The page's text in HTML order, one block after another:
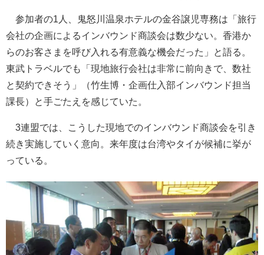
参加者の1人、鬼怒川温泉ホテルの金谷譲児専務は「旅行
会社の企画によるインバウンド商談会は数少ない。香港か
らのお客さまを呼び入れる有意義な機会だった」と語る。
東武トラベルでも「現地旅行会社は非常に前向きで、数社
と契約できそう」（竹生博・企画仕入部インバウンド担当
課長）と手ごたえを感じていた。
3連盟では、こうした現地でのインバウンド商談会を引き
続き実施していく意向。来年度は台湾やタイが候補に挙が
っている。